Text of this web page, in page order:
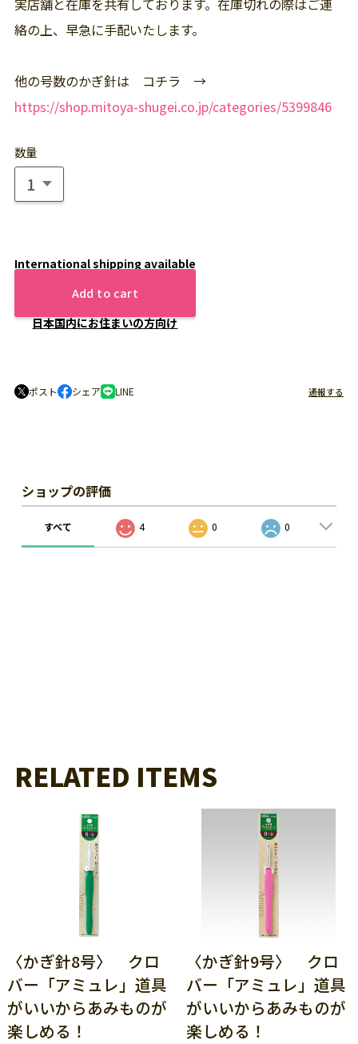
実店舗と在庫を共有しております。在庫切れの際はご連
絡の上、早急に手配いたします。
他の号数のかぎ針は コチラ →
https://shop.mitoya-shugei.co.jp/categories/5399846
数量
International shipping available
Add to cart
日本国内にお住まいの方向け
ポスト シェア LINE 通報する
ショップの評価
すべて 4 0 0
RELATED ITEMS
〈かぎ針8号〉 クロ
バー「アミュレ」道具
がいいからあみものが
楽しめる！
〈かぎ針9号〉 クロ
バー「アミュレ」道具
がいいからあみものが
楽しめる！